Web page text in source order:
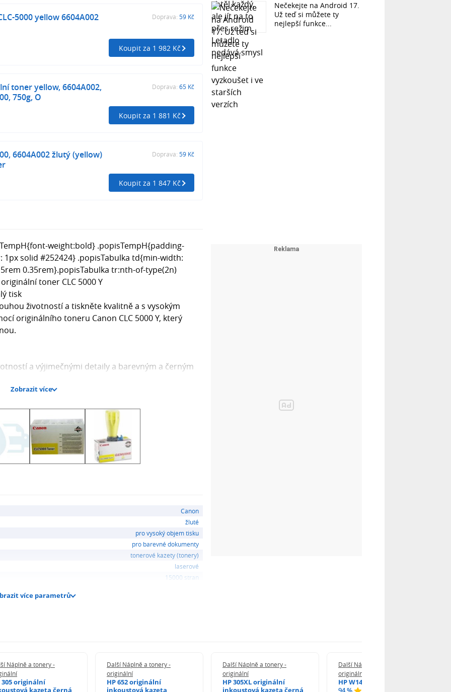
5000 yellow 6604A002
Doprava: 59 Kč
Koupit za 1 982 Kč
toner yellow, 6604A002,
750g, O
Doprava: 65 Kč
Koupit za 1 881 Kč
6604A002 žlutý (yellow)
Doprava: 59 Kč
Koupit za 1 847 Kč
weight:bold} .popisTempH{padding-
solid #252424} .popisTabulka td{min-width:
0.35rem}.popisTabulka tr:nth-of-type(2n)
toner CLC 5000 Y
tisk
životností a tiskněte kvalitně a s vysokým
originálního toneru Canon CLC 5000 Y, který
a výjimečnými detaily a barevným a černým
Canon zajistí, že vaše tiskárna Canon bude vždy
tiskárny Canon s měkkými barvami a detailní
tiskárny a originálních inkoustových kazet
jsou navrženy tak, aby harmonicky spolupracovaly
vysokou kvalitu, spolehlivý výkon a
tisku.
Zobrazit více
Canon
žluté
pro vysoký objem tisku
pro barevné dokumenty
tonerové kazety (tonery)
laserové
15000 stran
více parametrů
Nečekejte na Android 17.
Už teď si můžete ty
nejlepší funkce...
Náplně a tonery -
305 originální
kazeta černá
Další Náplně a tonery -
originální
HP 652 originální
inkoustová kazeta
Další Náplně a tonery -
originální
HP 305XL originální
inkoustová kazeta černá
Další Náplně a tonery -
originální
HP W1420A - originální